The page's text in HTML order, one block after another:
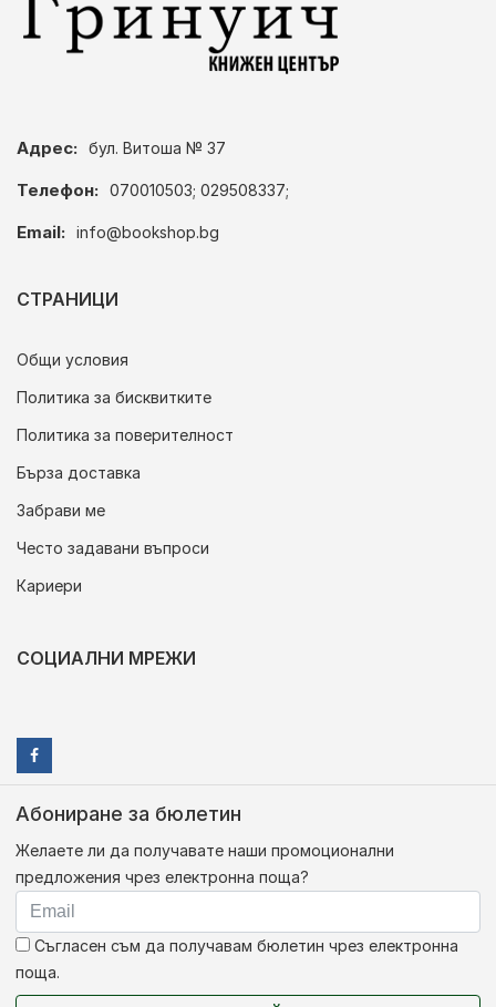
Адрес: бул. Витоша № 37
Телефон: 070010503; 029508337;
Email: info@bookshop.bg
СТРАНИЦИ
Общи условия
Политика за бисквитките
Политика за поверителност
Бърза доставка
Забрави ме
Често задавани въпроси
Кариери
СОЦИАЛНИ МРЕЖИ
Абониране за бюлетин
Желаете ли да получавате наши промоционални
предложения чрез електронна поща?
Съгласен съм да получавам бюлетин чрез електронна
поща.